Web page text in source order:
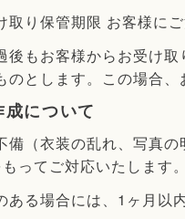
り保管期限 お客様に
もお客様からお受け取
のとします。この場合
について
（衣装の乱れ、写真の
ってご対応いたします。
る場合には、1ヶ月以